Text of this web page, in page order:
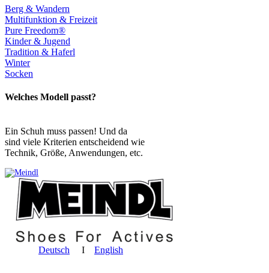
Berg & Wandern
Multifunktion & Freizeit
Pure Freedom®
Kinder & Jugend
Tradition & Haferl
Winter
Socken
Welches Modell passt?
Ein Schuh muss passen! Und da
sind viele Kriterien entscheidend wie
Technik, Größe, Anwendungen, etc.
Deutsch I English